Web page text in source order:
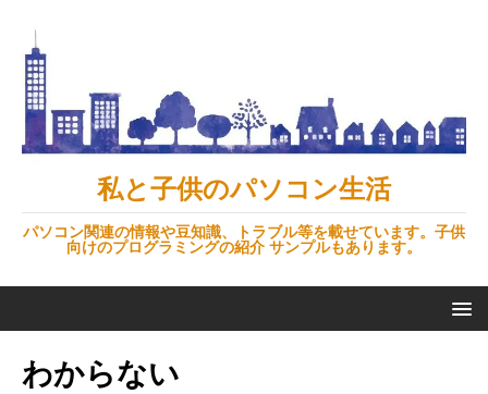
私と子供のパソコン生活
パソコン関連の情報や豆知識、トラブル等を載せています。子供
向けのプログラミングの紹介 サンプルもあります。
わからない